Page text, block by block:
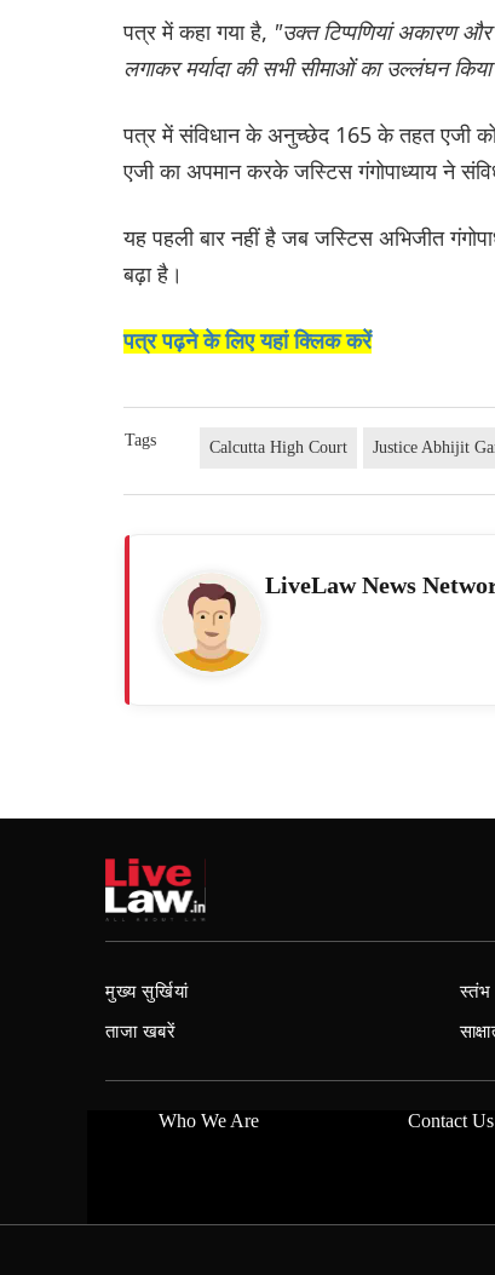
पत्र में कहा गया है, "उक्त टिप्पणियां अकारण
लगाकर मर्यादा की सभी सीमाओं का उल्लंघन
पत्र में संविधान के अनुच्छेद 165 के तहत एजी को
एजी का अपमान करके जस्टिस गंगोपाध्याय ने
यह पहली बार नहीं है जब जस्टिस अभिजीत
बढ़ा है।
पत्र पढ़ने के लिए यहां क्लिक करें
Tags Calcutta High Court Justice Abhijit
LiveLaw News
मुख्य सुर्खियां
ताजा खबरें
स्तंभ
Who We Are Contact Us